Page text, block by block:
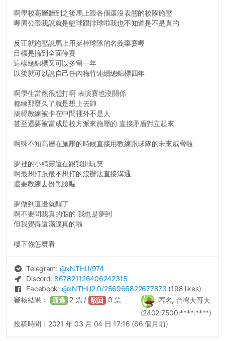
啊學校高層聽到之後馬上跟各個還沒表態的校隊施壓
喔周公跟我說就是籃球跟排球啦我也不知道是不是真的
反正就施壓說馬上用挺棒球隊的名義棄賽喔
目標是搞到全面停賽
這樣總錦標又可以多留一年
以後就可以說自己任內梅竹連續總錦標四年
啊學生當然很想打啊 表演賽也沒關係
都練那麼久了就是想上去帥
搞得教練被卡在中間裡外不是人
甚至還要被當成是校方派來施壓的 直接矛盾對立起來
啊殊不知高層在施壓的時候直接用教練跟球隊的未來威脅啦
夢裡的小精靈還在跟我開玩笑
啊最想打跟最不想打的沒辦法直接溝通
還要教練去扮黑臉喔
夢做到這邊就醒了
啊不要問我真的假的 我也是夢到
但我覺得還滿逼真的啦
樓下你怎麼看
Telegram: @xNTHU/974
Discord: 867821126406242315
Facebook: @xNTHU2.0/256966822677873 (198 likes)
匿名, 台灣大哥大
(2402:7500:****:****)
審核結果： 通過 2 票 / 駁回 0 票
投稿時間： 2021 年 03 月 04 日 17:16 (66 個月前)